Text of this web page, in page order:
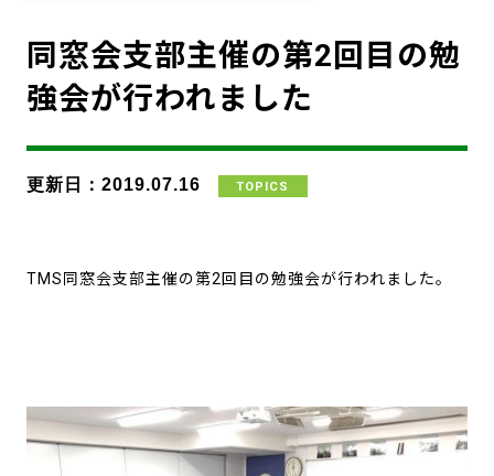
同窓会支部主催の第2回目の勉
強会が行われました
更新日：2019.07.16 TOPICS
TMS同窓会支部主催の第2回目の勉強会が行われました。